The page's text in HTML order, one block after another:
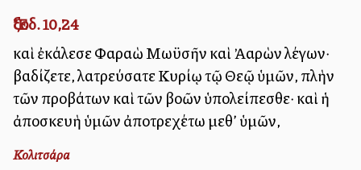
Ἔξοδ. 10,24
καὶ ἐκάλεσε Φαραὼ Μωϋσῆν καὶ Ἀαρὼν λέγων·
βαδίζετε, λατρεύσατε Κυρίῳ τῷ Θεῷ ὑμῶν, πλὴν
τῶν προβάτων καὶ τῶν βοῶν ὑπολείπεσθε· καὶ ἡ
ἀποσκευὴ ὑμῶν ἀποτρεχέτω μεθ’ ὑμῶν,
Κολιτσάρα